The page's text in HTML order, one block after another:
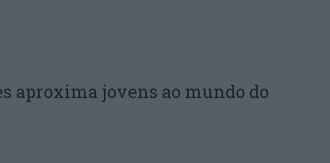
aproxima jovens ao mundo do